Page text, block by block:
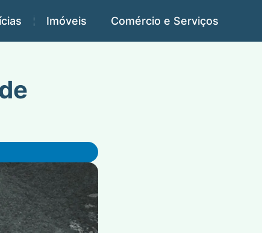
Imóveis Comércio e Serviços